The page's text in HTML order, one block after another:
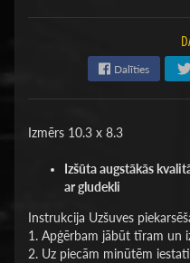
Dalīties
Izmērs 10.3 x 8.3
Izšūta augstākās
ar gludekli
Instrukcija Uzšuves
1. Apģērbam jābūt tīram un
2. Uz piecām minūtēm